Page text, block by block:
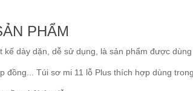
PHẨM
kế dày dặn, dễ sử dụng, là sản phẩm được
đồng... Túi sơ mi 11 lỗ Plus thích hợp dùng